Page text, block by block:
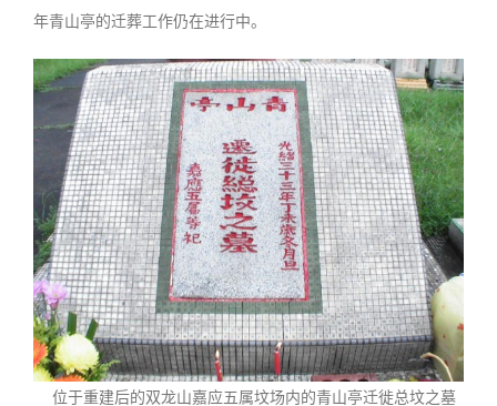
年青山亭的迁葬工作仍在进行中。
位于重建后的双龙山嘉应五属坟场内的青山亭迁徙总坟之墓